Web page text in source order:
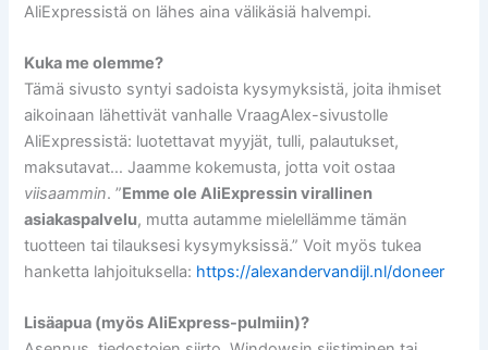
AliExpressistä on lähes aina välikäsiä halvempi.
Kuka me olemme?
Tämä sivusto syntyi sadoista kysymyksistä, joita ihmiset
aikoinaan lähettivät vanhalle VraagAlex-sivustolle
AliExpressistä: luotettavat myyjät, tulli, palautukset,
maksutavat… Jaamme kokemusta, jotta voit ostaa
viisaammin. ”Emme ole AliExpressin virallinen
asiakaspalvelu, mutta autamme mielellämme tämän
tuotteen tai tilauksesi kysymyksissä.” Voit myös tukea
hanketta lahjoituksella: https://alexandervandijl.nl/doneer
Lisäapua (myös AliExpress-pulmiin)?